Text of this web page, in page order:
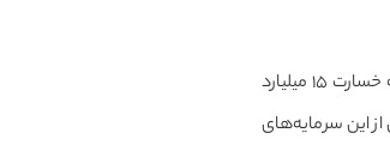
عدم نگهداری صحیح از درختان بیمار در انگلستان باعث به خطر افتادن برخی گونه‌ها و نابودی جنگل ها خواهد شد که سالیانه خسارت ۱۵ میلیارد
این سرمایه‌های